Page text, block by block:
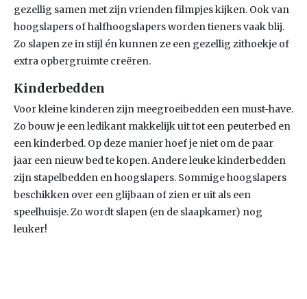
gezellig samen met zijn vrienden filmpjes kijken. Ook van
hoogslapers of halfhoogslapers worden tieners vaak blij.
Zo slapen ze in stijl én kunnen ze een gezellig zithoekje of
extra opbergruimte creëren.
Kinderbedden
Voor kleine kinderen zijn meegroeibedden een must-have.
Zo bouw je een ledikant makkelijk uit tot een peuterbed en
een kinderbed. Op deze manier hoef je niet om de paar
jaar een nieuw bed te kopen. Andere leuke kinderbedden
zijn stapelbedden en hoogslapers. Sommige hoogslapers
beschikken over een glijbaan of zien er uit als een
speelhuisje. Zo wordt slapen (en de slaapkamer) nog
leuker!